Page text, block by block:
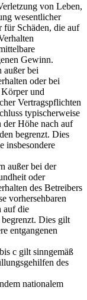
von Leben,
wesentlicher
Schäden, die auf
Gewinn.
außer bei
oder bei
und
Vertragspflichten
typischerweise
der Höhe nach auf
begrenzt. Dies
insbesondere
außer bei der
oder
des Betreibers
vorhersehbaren
auf die
Dies gilt
entgangenen
c gilt sinngemäß
des
nationalem